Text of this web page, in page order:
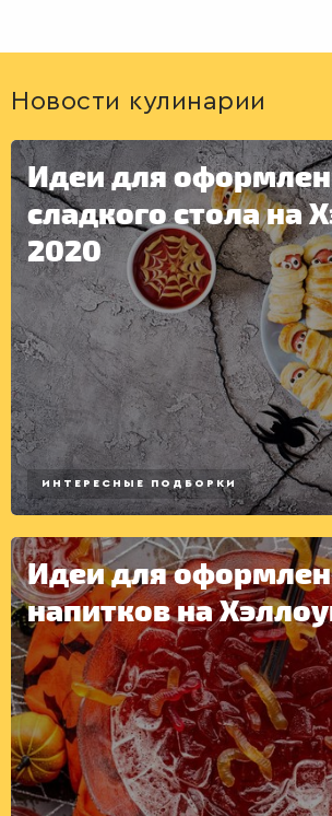
Новости кулинарии
Идеи для
сладкого стола на
2020
ИНТЕРЕСНЫЕ ПОДБОРКИ
Идеи для
напитков на